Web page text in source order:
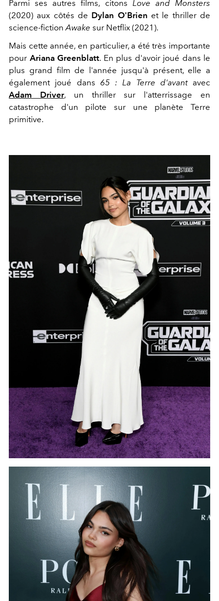
Parmi ses autres films, citons Love and Monsters
(2020) aux côtés de Dylan O'Brien et le thriller de
science-fictionAwake sur Netflix (2021).
Mais cette année, en particulier, a été très importante
pour Ariana Greenblatt. En plus d'avoir joué dans le
plus grand film de l'année jusqu'à présent, elle a
également joué dans 65 : La Terre d'avantavec
Adam Driver, un thriller sur l'atterrissage en
catastrophe d'un pilote sur une planète Terre
primitive.